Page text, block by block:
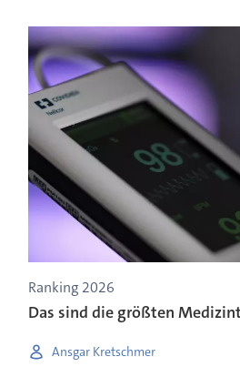
Ranking 2026
Das sind die größten
Ansgar Kretschmer